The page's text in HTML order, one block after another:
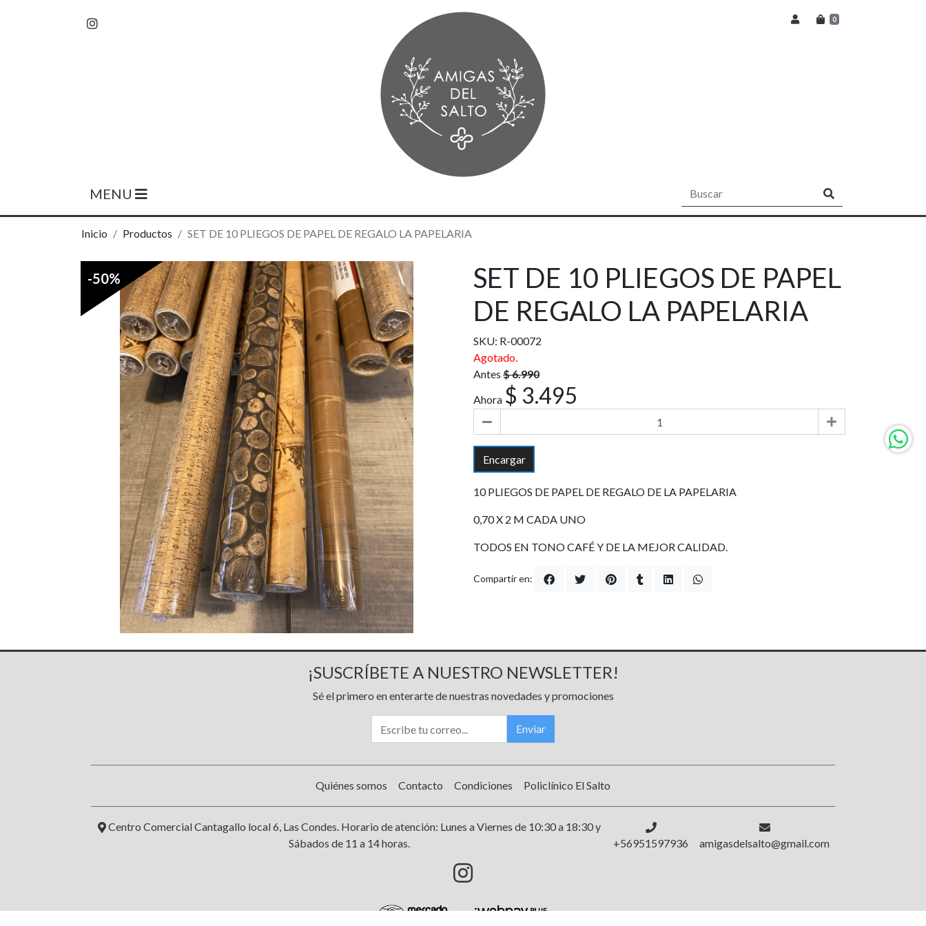
0
MENU
Inicio Productos SET DE 10 PLIEGOS DE PAPEL DE REGALO LA PAPELARIA
-50%
SET DE 10 PLIEGOS DE PAPEL
DE REGALO LA PAPELARIA
SKU: R-00072
Agotado.
Antes $ 6.990
Ahora $ 3.495
Encargar
10 PLIEGOS DE PAPEL DE REGALO DE LA PAPELARIA
0,70 X 2 M CADA UNO
TODOS EN TONO CAFÉ Y DE LA MEJOR CALIDAD.
Compartir en:
¡SUSCRÍBETE A NUESTRO NEWSLETTER!
Sé el primero en enterarte de nuestras novedades y promociones
Enviar
Quiénes somos Contacto Condiciones Policlínico El Salto
Centro Comercial Cantagallo local 6, Las Condes. Horario de atención: Lunes a Viernes de 10:30 a 18:30 y
Sábados de 11 a 14 horas.
+56951597936 amigasdelsalto@gmail.com